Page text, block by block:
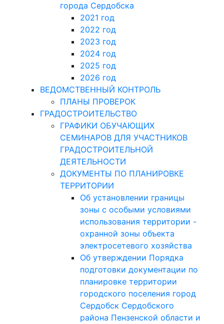
города Сердобска
2021 год
2022 год
2023 год
2024 год
2025 год
2026 год
ВЕДОМСТВЕННЫЙ КОНТРОЛЬ
ПЛАНЫ ПРОВЕРОК
ГРАДОСТРОИТЕЛЬСТВО
ГРАФИКИ ОБУЧАЮЩИХ
СЕМИНАРОВ ДЛЯ УЧАСТНИКОВ
ГРАДОСТРОИТЕЛЬНОЙ
ДЕЯТЕЛЬНОСТИ
ДОКУМЕНТЫ ПО ПЛАНИРОВКЕ
ТЕРРИТОРИИ
Об установлении границы
зоны с особыми условиями
использования территории -
охранной зоны объекта
электросетевого хозяйства
Об утверждении Порядка
подготовки документации по
планировке территории
городского поселения город
Сердобск Сердобского
района Пензенской области и